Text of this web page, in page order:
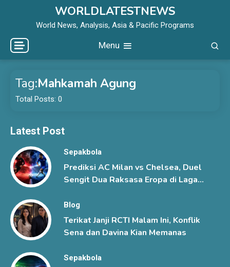
WORLDLATESTNEWS
World News, Analysis, Asia & Pacific Programs
Menu
Tag:Mahkamah Agung
Total Posts: 0
Latest Post
Sepakbola
Prediksi AC Milan vs Chelsea, Duel
Sengit Dua Raksasa Eropa di Laga
Blog
Terikat Janji RCTI Malam Ini, Konflik
Sena dan Davina Kian Memanas
Sepakbola